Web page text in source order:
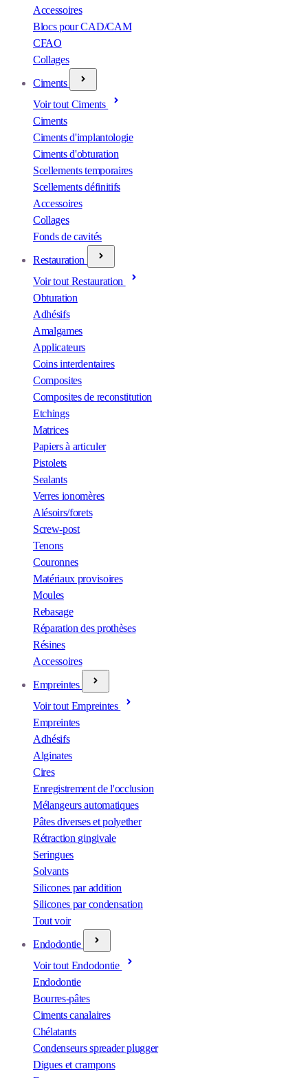
Accessoires
Blocs pour CAD/CAM
CFAO
Collages
Ciments
Voir tout Ciments
Ciments
Ciments d'implantologie
Ciments d'obturation
Scellements temporaires
Scellements définitifs
Accessoires
Collages
Fonds de cavités
Restauration
Voir tout Restauration
Obturation
Adhésifs
Amalgames
Applicateurs
Coins interdentaires
Composites
Composites de reconstitution
Etchings
Matrices
Papiers à articuler
Pistolets
Sealants
Verres ionomères
Alésoirs/forets
Screw-post
Tenons
Couronnes
Matériaux provisoires
Moules
Rebasage
Réparation des prothèses
Résines
Accessoires
Empreintes
Voir tout Empreintes
Empreintes
Adhésifs
Alginates
Cires
Enregistrement de l'occlusion
Mélangeurs automatiques
Pâtes diverses et polyether
Rétraction gingivale
Seringues
Solvants
Silicones par addition
Silicones par condensation
Tout voir
Endodontie
Voir tout Endodontie
Endodontie
Bourres-pâtes
Ciments canalaires
Chélatants
Condenseurs spreader plugger
Digues et crampons